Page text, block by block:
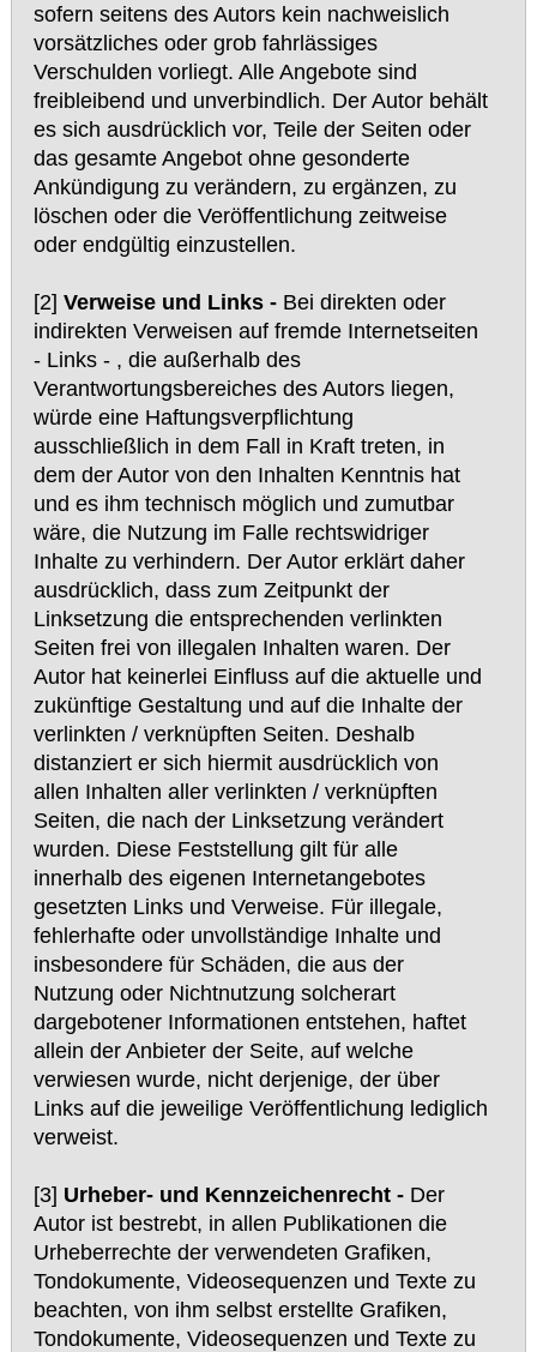
sofern seitens des Autors kein nachweislich
vorsätzliches oder grob fahrlässiges
Verschulden vorliegt. Alle Angebote sind
freibleibend und unverbindlich. Der Autor behält
es sich ausdrücklich vor, Teile der Seiten oder
das gesamte Angebot ohne gesonderte
Ankündigung zu verändern, zu ergänzen, zu
löschen oder die Veröffentlichung zeitweise
oder endgültig einzustellen.
[2] Verweise und Links - Bei direkten oder
indirekten Verweisen auf fremde Internetseiten
- Links - , die außerhalb des
Verantwortungsbereiches des Autors liegen,
würde eine Haftungsverpflichtung
ausschließlich in dem Fall in Kraft treten, in
dem der Autor von den Inhalten Kenntnis hat
und es ihm technisch möglich und zumutbar
wäre, die Nutzung im Falle rechtswidriger
Inhalte zu verhindern. Der Autor erklärt daher
ausdrücklich, dass zum Zeitpunkt der
Linksetzung die entsprechenden verlinkten
Seiten frei von illegalen Inhalten waren. Der
Autor hat keinerlei Einfluss auf die aktuelle und
zukünftige Gestaltung und auf die Inhalte der
verlinkten / verknüpften Seiten. Deshalb
distanziert er sich hiermit ausdrücklich von
allen Inhalten aller verlinkten / verknüpften
Seiten, die nach der Linksetzung verändert
wurden. Diese Feststellung gilt für alle
innerhalb des eigenen Internetangebotes
gesetzten Links und Verweise. Für illegale,
fehlerhafte oder unvollständige Inhalte und
insbesondere für Schäden, die aus der
Nutzung oder Nichtnutzung solcherart
dargebotener Informationen entstehen, haftet
allein der Anbieter der Seite, auf welche
verwiesen wurde, nicht derjenige, der über
Links auf die jeweilige Veröffentlichung lediglich
verweist.
[3] Urheber- und Kennzeichenrecht - Der
Autor ist bestrebt, in allen Publikationen die
Urheberrechte der verwendeten Grafiken,
Tondokumente, Videosequenzen und Texte zu
beachten, von ihm selbst erstellte Grafiken,
Tondokumente, Videosequenzen und Texte zu